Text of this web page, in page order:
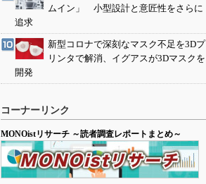
ムイン」 小型設計と意匠性をさらに
追求
新型コロナで深刻なマスク不足を3Dプ
リンタで解消、イグアスが3Dマスクを
開発
コーナーリンク
MONOistリサーチ ～読者調査レポートまとめ～